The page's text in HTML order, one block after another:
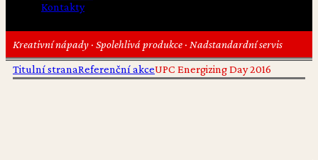
Kontakty
Kreativní nápady · Spolehlivá produkce · Nadstandardní servis
Titulní stranaReferenční akceUPC Energizing Day 2016